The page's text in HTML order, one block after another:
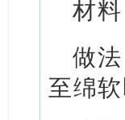
材
做
至绵软